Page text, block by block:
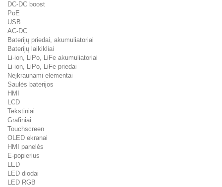
DC-DC boost
PoE
USB
AC-DC
Baterijų priedai, akumuliatoriai
Baterijų laikikliai
Li-ion, LiPo, LiFe akumuliatoriai
Li-ion, LiPo, LiFe priedai
Neįkraunami elementai
Saulės baterijos
HMI
LCD
Tekstiniai
Grafiniai
Touchscreen
OLED ekranai
HMI panelės
E-popierius
LED
LED diodai
LED RGB